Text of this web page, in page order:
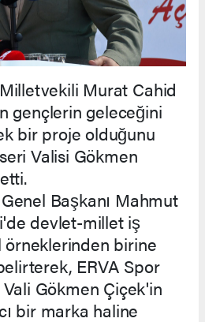
Murat Cahid
gençlerin geleceğini
bir proje olduğunu
Valisi Gökmen
Başkanı Mahmut
devlet-millet iş
birine
ERVA Spor
Vali Gökmen Çiçek'in
bir marka haline